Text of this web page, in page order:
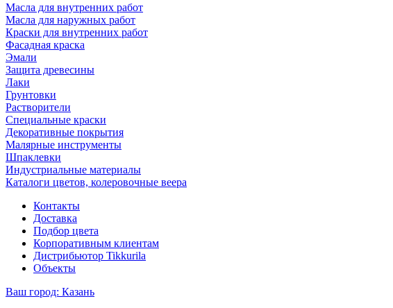
Масла для внутренних работ
Масла для наружных работ
Краски для внутренних работ
Фасадная краска
Эмали
Защита древесины
Лаки
Грунтовки
Растворители
Специальные краски
Декоративные покрытия
Малярные инструменты
Шпаклевки
Индустриальные материалы
Каталоги цветов, колеровочные веера
Контакты
Доставка
Подбор цвета
Корпоративным клиентам
Дистрибьютор Tikkurila
Объекты
Ваш город: Казань